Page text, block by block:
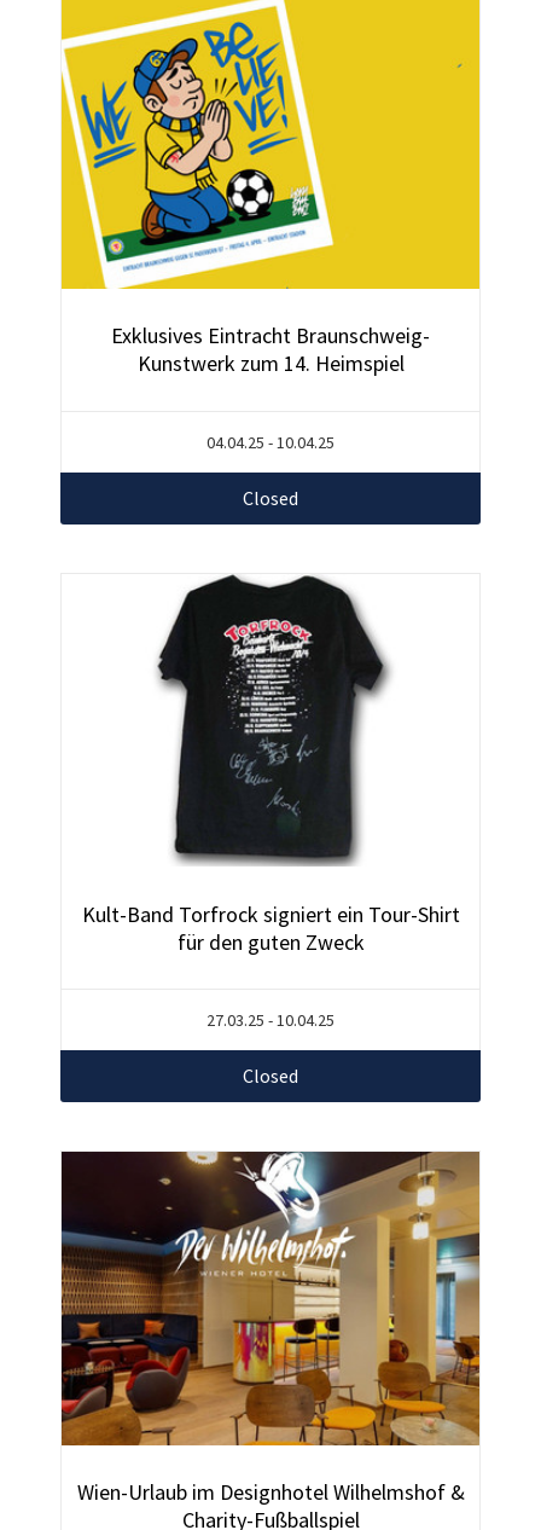
Exklusives Eintracht Braunschweig-
Kunstwerk zum 14. Heimspiel
04.04.25 - 10.04.25
Closed
Kult-Band Torfrock signiert ein Tour-Shirt
für den guten Zweck
27.03.25 - 10.04.25
Closed
Wien-Urlaub im Designhotel Wilhelmshof &
Charity-Fußballspiel